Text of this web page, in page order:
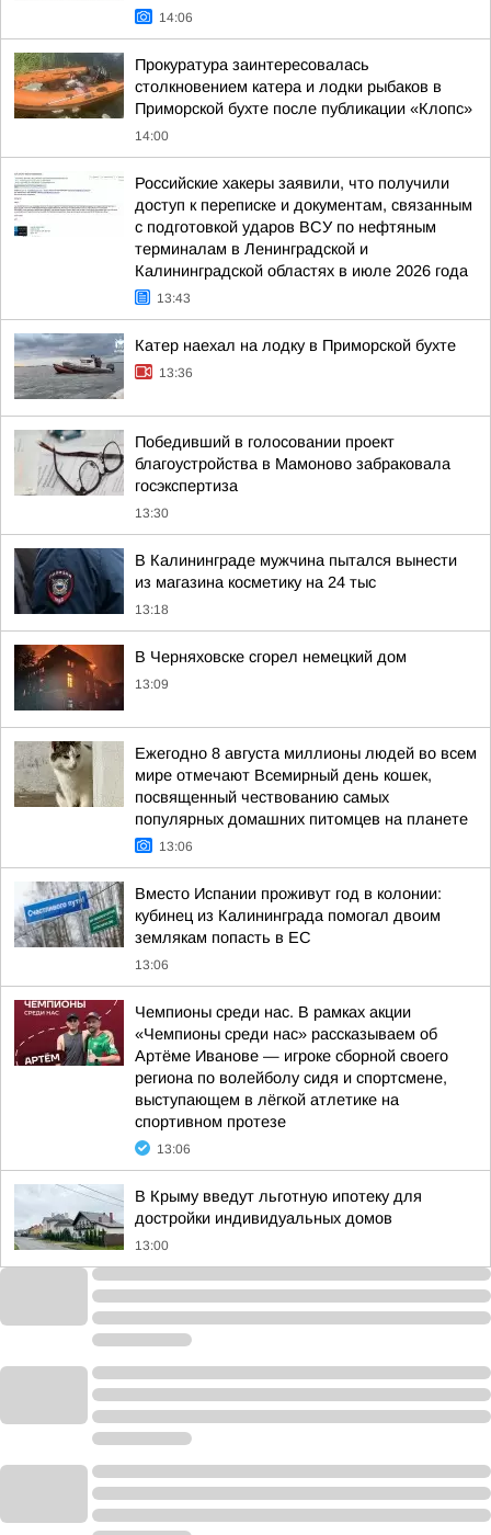
14:06
Прокуратура заинтересовалась
столкновением катера и лодки рыбаков в
Приморской бухте после публикации «Клопс»
14:00
Российские хакеры заявили, что получили
доступ к переписке и документам, связанным
с подготовкой ударов ВСУ по нефтяным
терминалам в Ленинградской и
Калининградской областях в июле 2026 года
13:43
Катер наехал на лодку в Приморской бухте
13:36
Победивший в голосовании проект
благоустройства в Мамоново забраковала
госэкспертиза
13:30
В Калининграде мужчина пытался вынести
из магазина косметику на 24 тыс
13:18
В Черняховске сгорел немецкий дом
13:09
Ежегодно 8 августа миллионы людей во всем
мире отмечают Всемирный день кошек,
посвященный чествованию самых
популярных домашних питомцев на планете
13:06
Вместо Испании проживут год в колонии:
кубинец из Калининграда помогал двоим
землякам попасть в ЕС
13:06
Чемпионы среди нас. В рамках акции
«Чемпионы среди нас» рассказываем об
Артёме Иванове — игроке сборной своего
региона по волейболу сидя и спортсмене,
выступающем в лёгкой атлетике на
спортивном протезе
13:06
В Крыму введут льготную ипотеку для
достройки индивидуальных домов
13:00